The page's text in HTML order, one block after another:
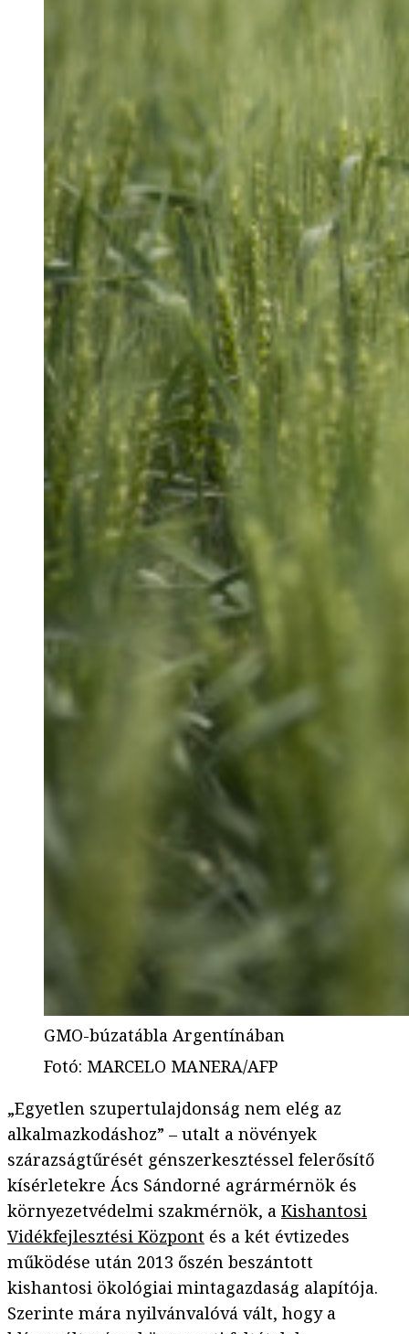
GMO-búzatábla Argentínában
Fotó: MARCELO MANERA/AFP
„Egyetlen szupertulajdonság nem elég az
alkalmazkodáshoz” – utalt a növények
szárazságtűrését génszerkesztéssel felerősítő
kísérletekre Ács Sándorné agrármérnök és
környezetvédelmi szakmérnök, a Kishantosi
Vidékfejlesztési Központ és a két évtizedes
működése után 2013 őszén beszántott
kishantosi ökológiai mintagazdaság alapítója.
Szerinte mára nyilvánvalóvá vált, hogy a